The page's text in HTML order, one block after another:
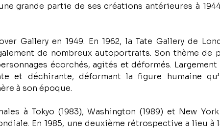
grande partie de ses créations antérieures à
Gallery en 1949. En 1962, la Tate Gallery de
de nombreux autoportraits. Son thème de
écorchés, agités et déformés. Largement
et déchirante, déformant la figure humaine
à son époque.
à Tokyo (1983), Washington (1989) et New
En 1985, une deuxième rétrospective a lieu à